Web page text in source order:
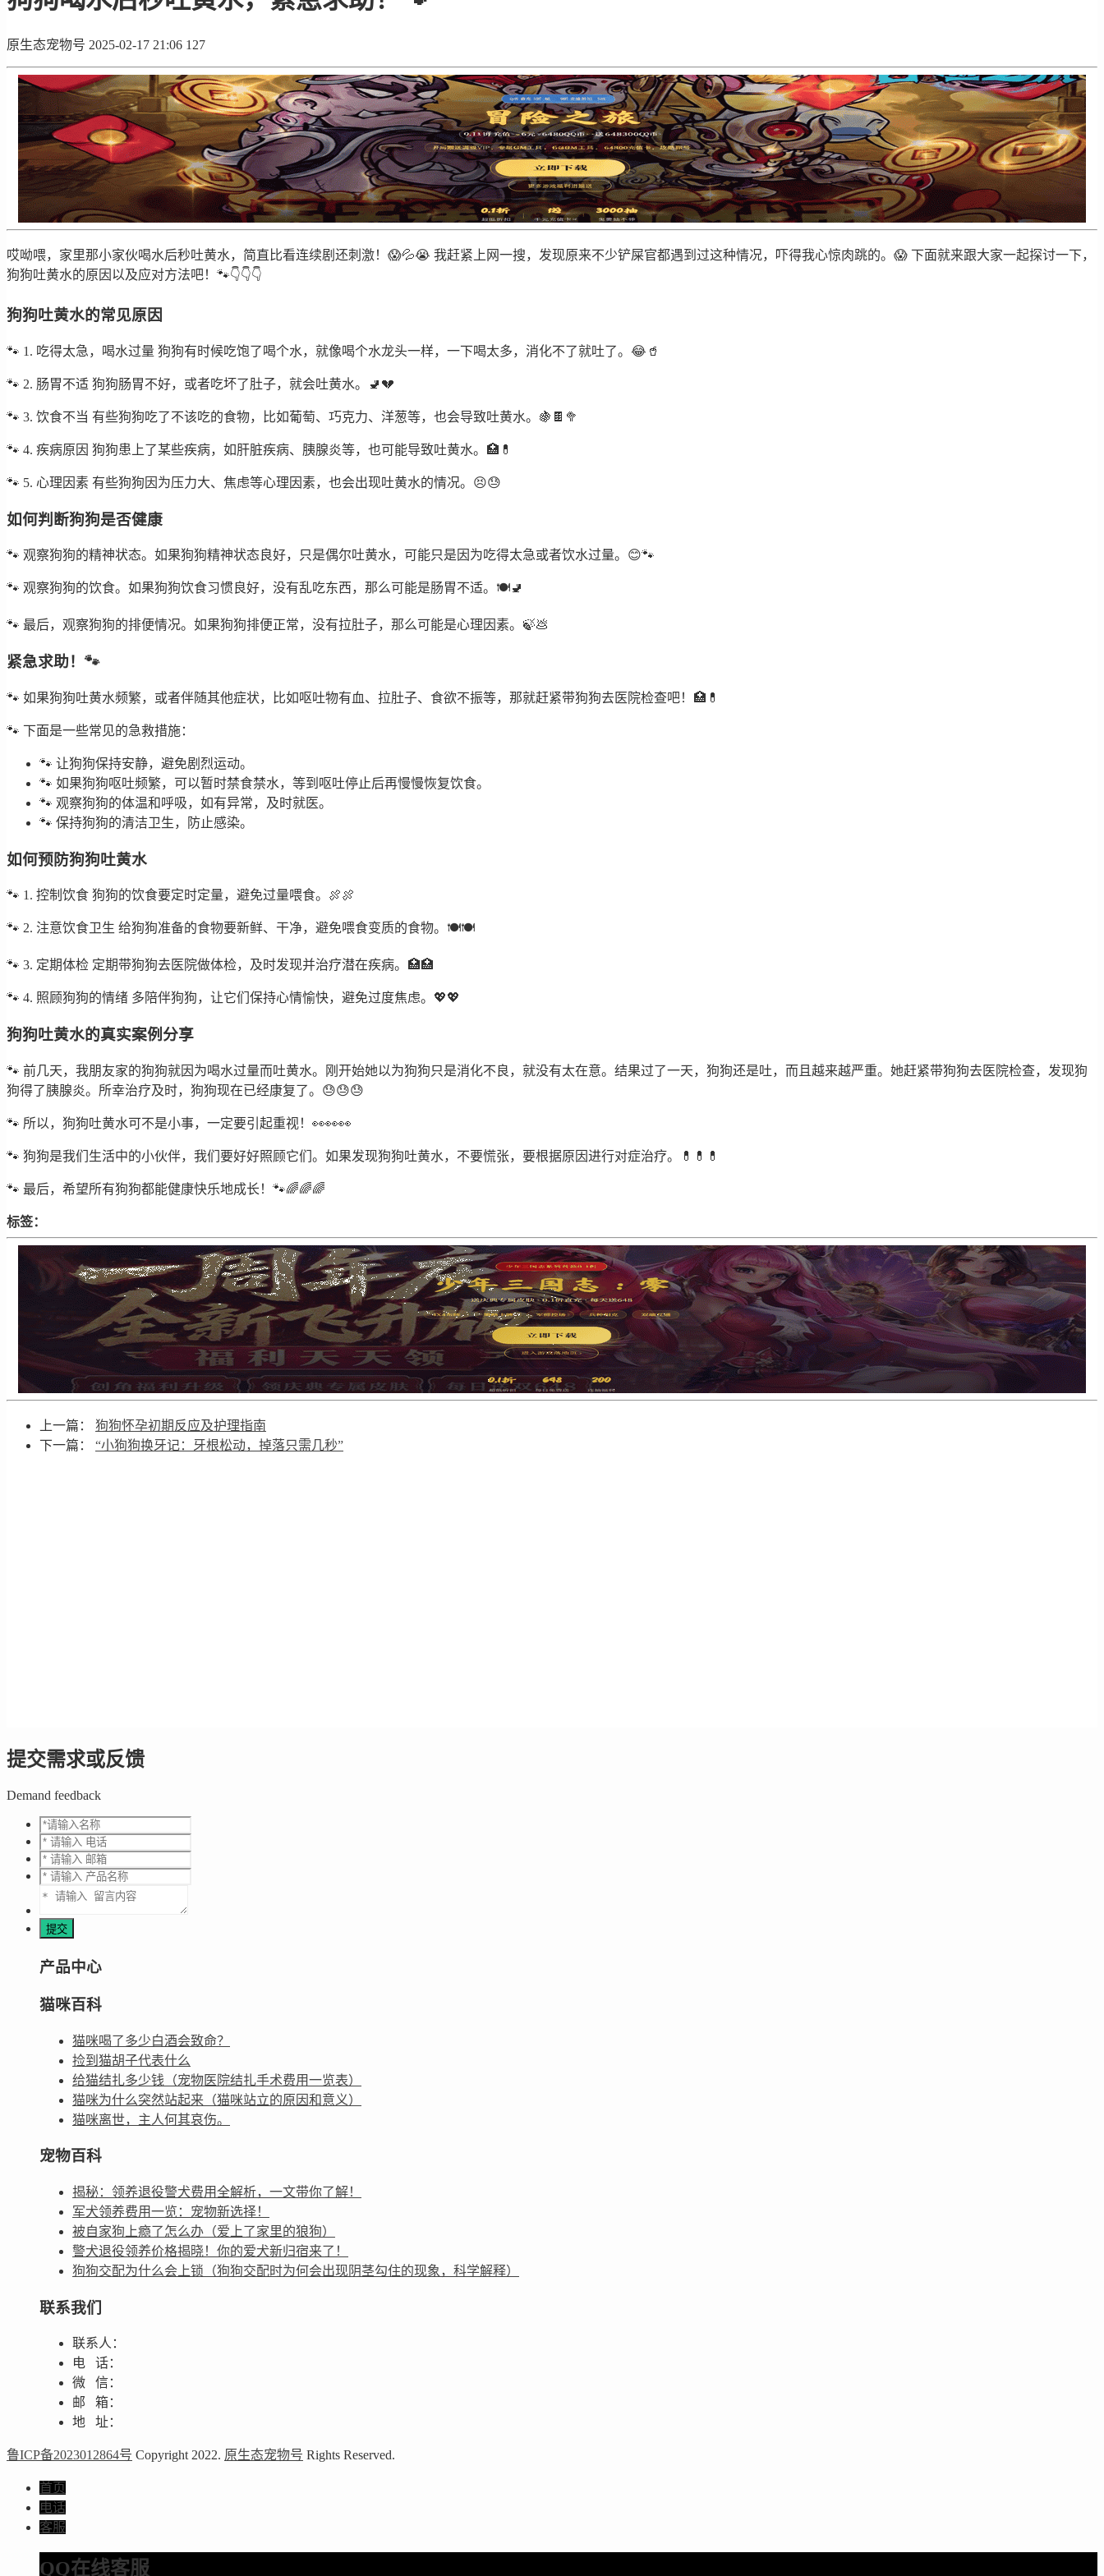
原生态宠物号 2025-02-17 21:06 127
哎呦喂，家里那小家伙喝水后秒吐黄水，简直比看连续剧还刺激！😱💦😭 我赶紧上网一搜，发现原来不少铲屎官都遇到过这种情况，吓得我心惊肉跳的。😱 下面就来跟大家一起探讨一下，
狗狗吐黄水的原因以及应对方法吧！🐾👇👇👇
狗狗吐黄水的常见原因
🐾 1. 吃得太急，喝水过量 狗狗有时候吃饱了喝个水，就像喝个水龙头一样，一下喝太多，消化不了就吐了。😂🥤
🐾 2. 肠胃不适 狗狗肠胃不好，或者吃坏了肚子，就会吐黄水。🚽💔
🐾 3. 饮食不当 有些狗狗吃了不该吃的食物，比如葡萄、巧克力、洋葱等，也会导致吐黄水。🍇🍫🥦
🐾 4. 疾病原因 狗狗患上了某些疾病，如肝脏疾病、胰腺炎等，也可能导致吐黄水。🏥💊
🐾 5. 心理因素 有些狗狗因为压力大、焦虑等心理因素，也会出现吐黄水的情况。😣😓
如何判断狗狗是否健康
🐾 观察狗狗的精神状态。如果狗狗精神状态良好，只是偶尔吐黄水，可能只是因为吃得太急或者饮水过量。😊🐾
🐾 观察狗狗的饮食。如果狗狗饮食习惯良好，没有乱吃东西，那么可能是肠胃不适。🍽️🚽
🐾 最后，观察狗狗的排便情况。如果狗狗排便正常，没有拉肚子，那么可能是心理因素。🍃💩
紧急求助！🐾
🐾 如果狗狗吐黄水频繁，或者伴随其他症状，比如呕吐物有血、拉肚子、食欲不振等，那就赶紧带狗狗去医院检查吧！🏥💊
🐾 下面是一些常见的急救措施：
🐾 让狗狗保持安静，避免剧烈运动。
🐾 如果狗狗呕吐频繁，可以暂时禁食禁水，等到呕吐停止后再慢慢恢复饮食。
🐾 观察狗狗的体温和呼吸，如有异常，及时就医。
🐾 保持狗狗的清洁卫生，防止感染。
如何预防狗狗吐黄水
🐾 1. 控制饮食 狗狗的饮食要定时定量，避免过量喂食。🍖🍖
🐾 2. 注意饮食卫生 给狗狗准备的食物要新鲜、干净，避免喂食变质的食物。🍽️🍽️
🐾 3. 定期体检 定期带狗狗去医院做体检，及时发现并治疗潜在疾病。🏥🏥
🐾 4. 照顾狗狗的情绪 多陪伴狗狗，让它们保持心情愉快，避免过度焦虑。💖💖
狗狗吐黄水的真实案例分享
🐾 前几天，我朋友家的狗狗就因为喝水过量而吐黄水。刚开始她以为狗狗只是消化不良，就没有太在意。结果过了一天，狗狗还是吐，而且越来越严重。她赶紧带狗狗去医院检查，发现狗
狗得了胰腺炎。所幸治疗及时，狗狗现在已经康复了。😓😓😓
🐾 所以，狗狗吐黄水可不是小事，一定要引起重视！👀👀👀
🐾 狗狗是我们生活中的小伙伴，我们要好好照顾它们。如果发现狗狗吐黄水，不要慌张，要根据原因进行对症治疗。💊💊💊
🐾 最后，希望所有狗狗都能健康快乐地成长！🐾🌈🌈🌈
标签：
上一篇： 狗狗怀孕初期反应及护理指南
下一篇： “小狗狗换牙记：牙根松动，掉落只需几秒”
提交需求或反馈
Demand feedback
产品中心
猫咪百科
猫咪喝了多少白酒会致命？
捡到猫胡子代表什么
给猫结扎多少钱（宠物医院结扎手术费用一览表）
猫咪为什么突然站起来（猫咪站立的原因和意义）
猫咪离世，主人何其哀伤。
宠物百科
揭秘：领养退役警犬费用全解析，一文带你了解！
军犬领养费用一览：宠物新选择！
被自家狗上瘾了怎么办（爱上了家里的狼狗）
警犬退役领养价格揭晓！你的爱犬新归宿来了！
狗狗交配为什么会上锁（狗狗交配时为何会出现阴茎勾住的现象，科学解释）
联系我们
联系人：
电 话：
微 信：
邮 箱：
地 址：
鲁ICP备2023012864号 Copyright 2022. 原生态宠物号 Rights Reserved.
首页
电话
客服
QQ在线客服